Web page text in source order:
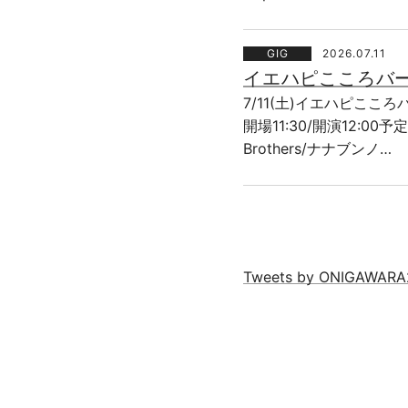
GIG 2026.07.11
イエハピこころバ
7/11(土)イエハピこころ
開場11:30/開演12:00予
Brothers/ナナブンノ…
Tweets by